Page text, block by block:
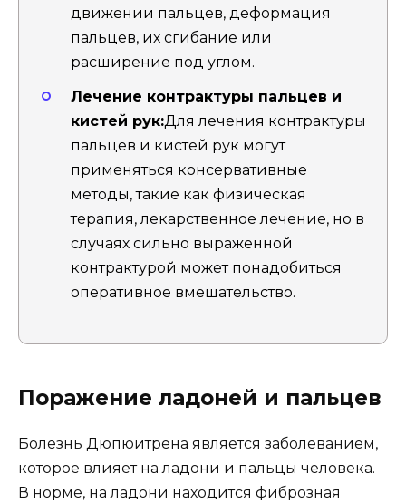
движении пальцев, деформация
пальцев, их сгибание или
расширение под углом.
Лечение контрактуры пальцев и
кистей рук:Для лечения контрактуры
пальцев и кистей рук могут
применяться консервативные
методы, такие как физическая
терапия, лекарственное лечение, но в
случаях сильно выраженной
контрактурой может понадобиться
оперативное вмешательство.
Поражение ладоней и пальцев
Болезнь Дюпюитрена является заболеванием,
которое влияет на ладони и пальцы человека.
В норме, на ладони находится фиброзная